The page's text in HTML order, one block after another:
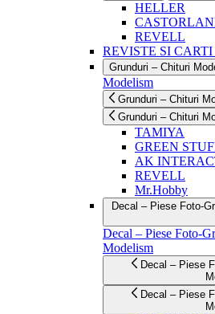
HELLER
REVELL
REVISTE SI
Grunduri – Chituri
Modelism
Grunduri – Chituri
Grunduri – Chituri
TAMIYA
GREEN
AK
REVELL
Mr.Hobby
Decal – Piese Foto-
Decal – Piese Foto-
Modelism
Decal – Piese Foto-Gravate și Zimmerit
Decal – Piese Foto-Gravate și Zimmerit